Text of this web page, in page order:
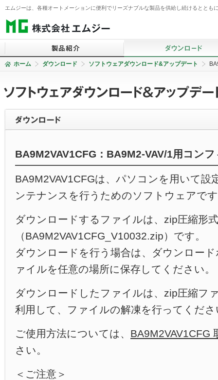
エムジーは、各種オートメーションに便利でリーズナブルな製品を供給し続けるととも
2線式信号変換器
警報設定器
チャートレス記録計
PCレコーダ
コンポーネント
IoT関連
無線機器
操作部コンポーネント
避雷器（アレスタ）
PID実習セット・その他
仕様書一括ダウンロード
英・中・韓 仕様書ダウン
ソフトウェアダウンロー
ト
ホーム ダウンロード ソフトウェアダウンロード&アップデート
BA9M2VAV1CFG：BA9M2-VAV/1用コン
BA9M2VAV1CFGは、パソコンを用いて設
ンテナンスを行うためのソフトウェアで
ダウンロードするファイルは、zip圧縮形式
（BA9M2VAV1CFG_V10032.zip）です。
ダウンロードを行う場合は、ダウンロー
ァイルを任意の場所に保存してください。
ダウンロードしたファイルは、zip圧縮フ
利用して、ファイルの解凍を行ってくださ
ご使用方法については、 BA9M2VAV1CFG
さい。
＜ご注意＞